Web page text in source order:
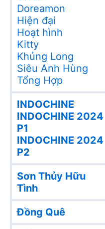
Doreamon
Hiện đại
Hoạt hình
Kitty
Khủng Long
Siêu Anh Hùng
Tổng Hợp
INDOCHINE
INDOCHINE 2024
P1
INDOCHINE 2024
P2
Sơn Thủy Hữu
Tình
Đồng Quê